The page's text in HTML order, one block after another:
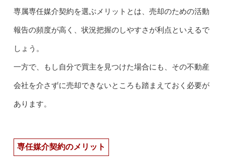
専属専任媒介契約を選ぶメリットとは、売却のための活動
報告の頻度が高く、状況把握のしやすさが利点といえるで
しょう。
一方で、もし自分で買主を見つけた場合にも、その不動産
会社を介さずに売却できないところも踏まえておく必要が
あります。
専任媒介契約のメリット